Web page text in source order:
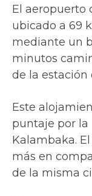
El aeropuerto
ubicado a 69
mediante un
minutos
de la estación
Este
puntaje por la
Kalambaka.
más en
de la misma